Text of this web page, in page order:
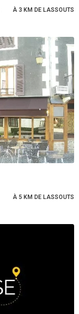
À 3 KM DE LASSOUTS
À 5 KM DE LASSOUTS